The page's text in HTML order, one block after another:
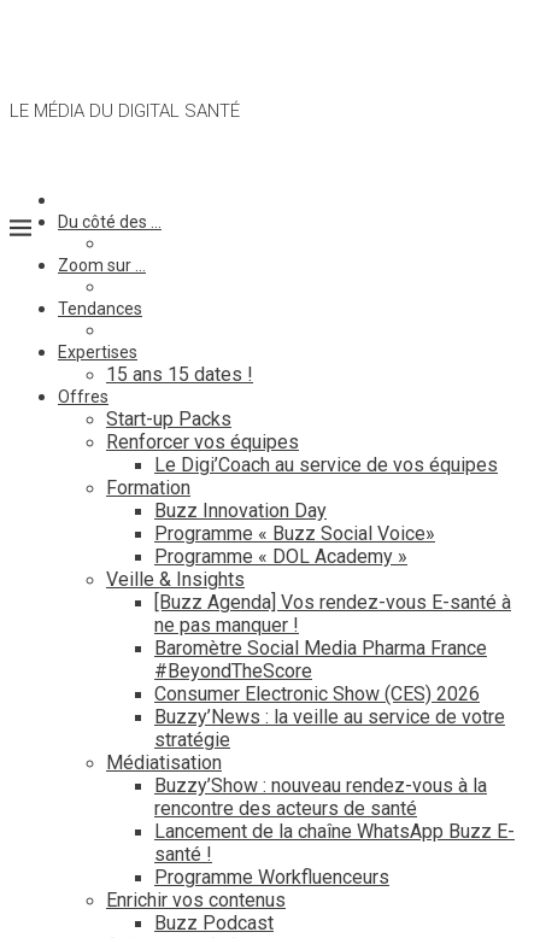
LE MÉDIA DU DIGITAL SANTÉ
Du côté des …
Zoom sur …
Tendances
Expertises
15 ans 15 dates !
Offres
Start-up Packs
Renforcer vos équipes
Le Digi’Coach au service de vos équipes
Formation
Buzz Innovation Day
Programme « Buzz Social Voice»
Programme « DOL Academy »
Veille & Insights
[Buzz Agenda] Vos rendez-vous E-santé à
ne pas manquer !
Baromètre Social Media Pharma France
#BeyondTheScore
Consumer Electronic Show (CES) 2026
Buzzy’News : la veille au service de votre
stratégie
Médiatisation
Buzzy’Show : nouveau rendez-vous à la
rencontre des acteurs de santé
Lancement de la chaîne WhatsApp Buzz E-
santé !
Programme Workfluenceurs
Enrichir vos contenus
Buzz Podcast